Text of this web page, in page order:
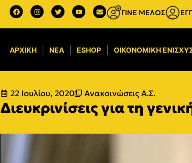
ΓΙΝΕ ΜΕΛΟΣ
ΑΡΧΙΚΉ ΝΈΑ ESHOP ΟΙΚΟΝΟΜΙΚΉ
22 Ιουλίου, 2020 Ανακοινώσεις Α.Σ.
Διευκρινίσεις για τη